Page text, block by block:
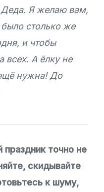
Деда. Я желаю вам,
столько же
и чтобы
всех. А ёлку не
нужна! До
праздник точно не
скидывайте
к шуму,